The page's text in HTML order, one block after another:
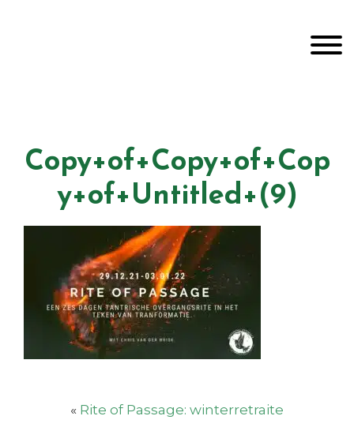
Copy+of+Copy+of+Cop
y+of+Untitled+(9)
« Rite of Passage: winterretraite